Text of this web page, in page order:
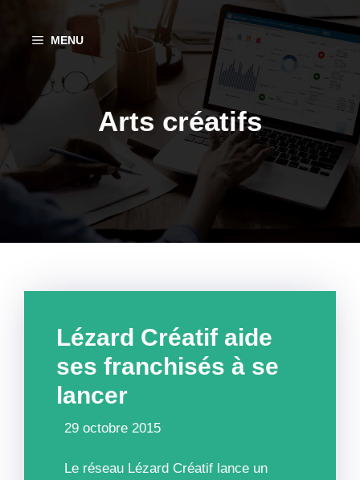
contenu
MENU
Arts créatifs
Lézard Créatif aide
ses franchisés à se
lancer
29 octobre 2015
Le réseau Lézard Créatif lance un